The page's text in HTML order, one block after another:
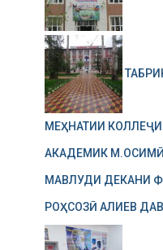
МЕҲНАТИИ
АКАДЕМИК
МАВЛУДИ ДЕКАНИ
РОҲСОЗӢ АЛИЕВ